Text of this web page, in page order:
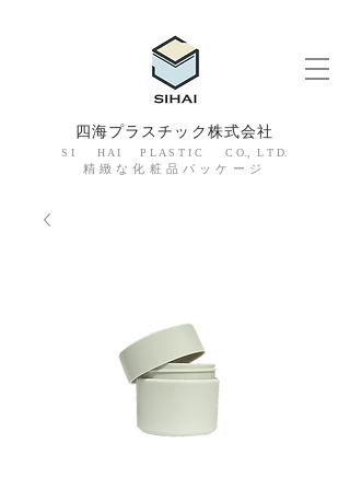
四海プラスチック株式会社
S I H A I P L A S T I C C O., L T D.
精緻な化粧品パッケージ